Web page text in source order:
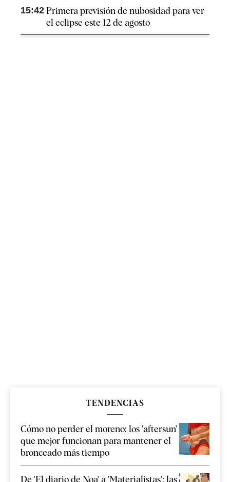
15:42 Primera previsión de nubosidad para ver
el eclipse este 12 de agosto
TENDENCIAS
Cómo no perder el moreno: los 'aftersun'
que mejor funcionan para mantener el
bronceado más tiempo
De 'El diario de Noa' a 'Materialistas': las